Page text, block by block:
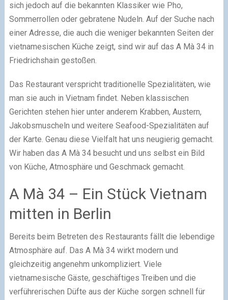
sich jedoch auf die bekannten Klassiker wie Pho,
Sommerrollen oder gebratene Nudeln. Auf der Suche nach
einer Adresse, die auch die weniger bekannten Seiten der
vietnamesischen Küche zeigt, sind wir auf das A Mà 34 in
Friedrichshain gestoßen.
Das Restaurant verspricht traditionelle Spezialitäten, wie
man sie auch in Vietnam findet. Neben klassischen
Gerichten stehen hier unter anderem Krabben, Austern,
Jakobsmuscheln und weitere Seafood-Spezialitäten auf
der Karte. Genau diese Vielfalt hat uns neugierig gemacht.
Wir haben das A Mà 34 besucht und uns selbst ein Bild
von Küche, Atmosphäre und Geschmack gemacht.
A Mà 34 – Ein Stück Vietnam
mitten in Berlin
Bereits beim Betreten des Restaurants fällt die lebendige
Atmosphäre auf. Das A Mà 34 wirkt modern und
gleichzeitig angenehm unkompliziert. Viele
vietnamesische Gäste, geschäftiges Treiben und die
verführerischen Düfte aus der Küche sorgen schnell für